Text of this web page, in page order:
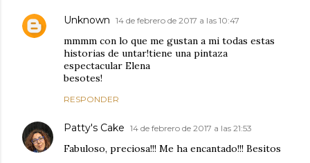
Unknown 14 de febrero de 2017 a las 10:47
mmmm con lo que me gustan a mi todas estas
historias de untar!tiene una pintaza
espectacular Elena
besotes!
RESPONDER
Patty's Cake 14 de febrero de 2017 a las 21:53
Fabuloso, preciosa!!! Me ha encantado!!! Besitos